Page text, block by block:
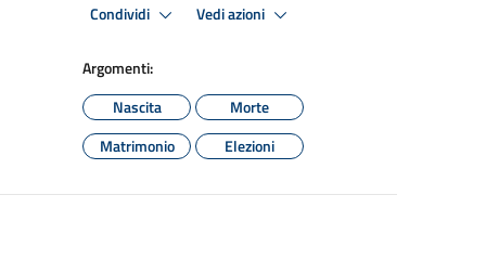
Condividi Vedi azioni
Argomenti:
Nascita
Morte
Matrimonio
Elezioni